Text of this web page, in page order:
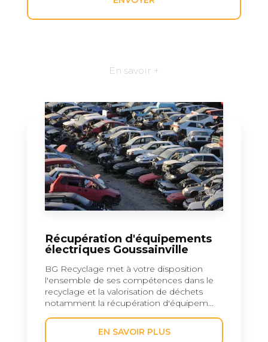
En savoir +
Récupération d'équipements
électriques Goussainville
BG Recyclage met à votre disposition
l'ensemble de ses compétences dans le
recyclage et la valorisation de déchets
notamment la récupération d'équipem...
EN SAVOIR PLUS